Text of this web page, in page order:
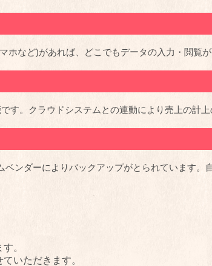
など)があれば、どこでもデータの入力・閲覧が
す。クラウドシステムとの連動により売上の計
ンダーによりバックアップがとられています。
。
いただきます。